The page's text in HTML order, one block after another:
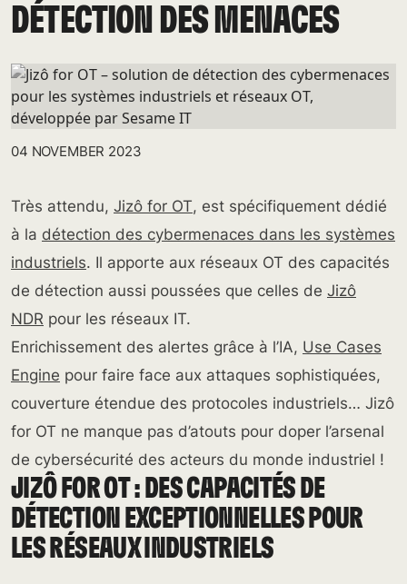
DÉTECTION DES MENACES
04 NOVEMBER 2023
Très attendu, Jizô for OT, est spécifiquement dédié
à la détection des cybermenaces dans les systèmes
industriels. Il apporte aux réseaux OT des capacités
de détection aussi poussées que celles de Jizô
NDR pour les réseaux IT.
Enrichissement des alertes grâce à l’IA, Use Cases
Engine pour faire face aux attaques sophistiquées,
couverture étendue des protocoles industriels… Jizô
for OT ne manque pas d’atouts pour doper l’arsenal
de cybersécurité des acteurs du monde industriel !
JIZÔ FOR OT : DES CAPACITÉS DE
DÉTECTION EXCEPTIONNELLES POUR
LES RÉSEAUX INDUSTRIELS